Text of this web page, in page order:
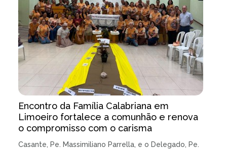
Encontro da Família Calabriana em
Limoeiro fortalece a comunhão e renova
o compromisso com o carisma
Casante, Pe. Massimiliano Parrella, e o Delegado, Pe.